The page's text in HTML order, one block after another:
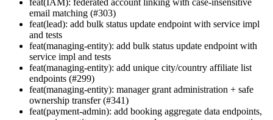
feat(IAM): federated account linking with case-insensitive
email matching (#303)
feat(lead): add bulk status update endpoint with service impl
and tests
feat(managing-entity): add bulk status update endpoint with
service impl and tests
feat(managing-entity): add unique city/country affiliate list
endpoints (#299)
feat(managing-entity): manager grant administration + safe
ownership transfer (#341)
feat(payment-admin): add booking aggregate data endpoints,